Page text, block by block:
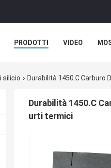
PRODOTTI VIDEO
silicio Durabilità 1450.C Carburo
Durabilità 1450.C
urti termici